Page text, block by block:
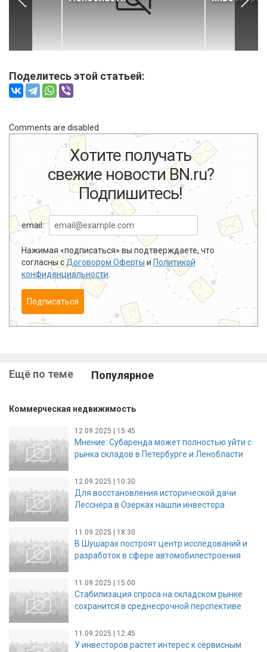
Поделитесь этой статьей:
Comments are disabled
Хотите получать
свежие новости BN.ru?
Подпишитесь!
email:
Нажимая «подписаться» вы подтверждаете, что
согласны сДоговором Оферты и Политикой
конфиденциальности
Подписаться
Ещё по теме Популярное
Коммерческая недвижимость
12.09.2025 | 15:45
Мнение: Субаренда может полностью уйти с
рынка складов в Петербурге и Ленобласти
12.09.2025 | 10:30
Для восстановления исторической дачи
Лесснера в Озерках нашли инвестора
11.09.2025 | 18:30
В Шушарах построят центр исследований и
разработок в сфере автомобилестроения
11.09.2025 | 15:00
Стабилизация спроса на складском рынке
сохранится в среднесрочной перспективе
11.09.2025 | 12:45
У инвесторов растет интерес к сервисным